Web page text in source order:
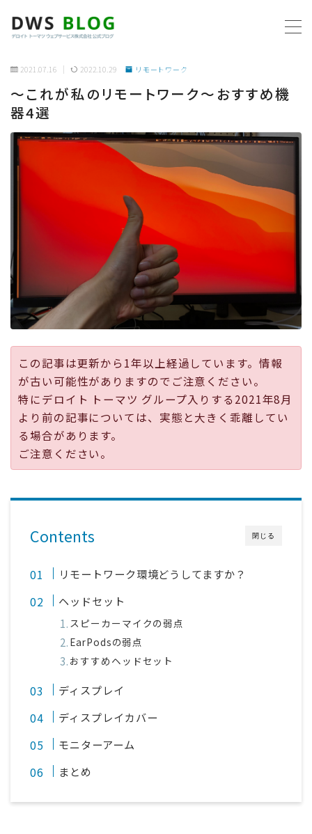
ホーム
AWS
プログラミング
社内制度
採用
公式ページ
2021.07.16 2022.10.29 リモートワーク
〜これが私のリモートワーク〜おすすめ機
器4選
この記事は更新から1年以上経過しています。情報
が古い可能性がありますのでご注意ください。
特にデロイト トーマツ グループ入りする2021年8月
より前の記事については、実態と大きく乖離してい
る場合があります。
ご注意ください。
閉じる
Contents
リモートワーク環境どうしてますか？
ヘッドセット
スピーカーマイクの弱点
EarPodsの弱点
おすすめヘッドセット
ディスプレイ
ディスプレイカバー
モニターアーム
まとめ